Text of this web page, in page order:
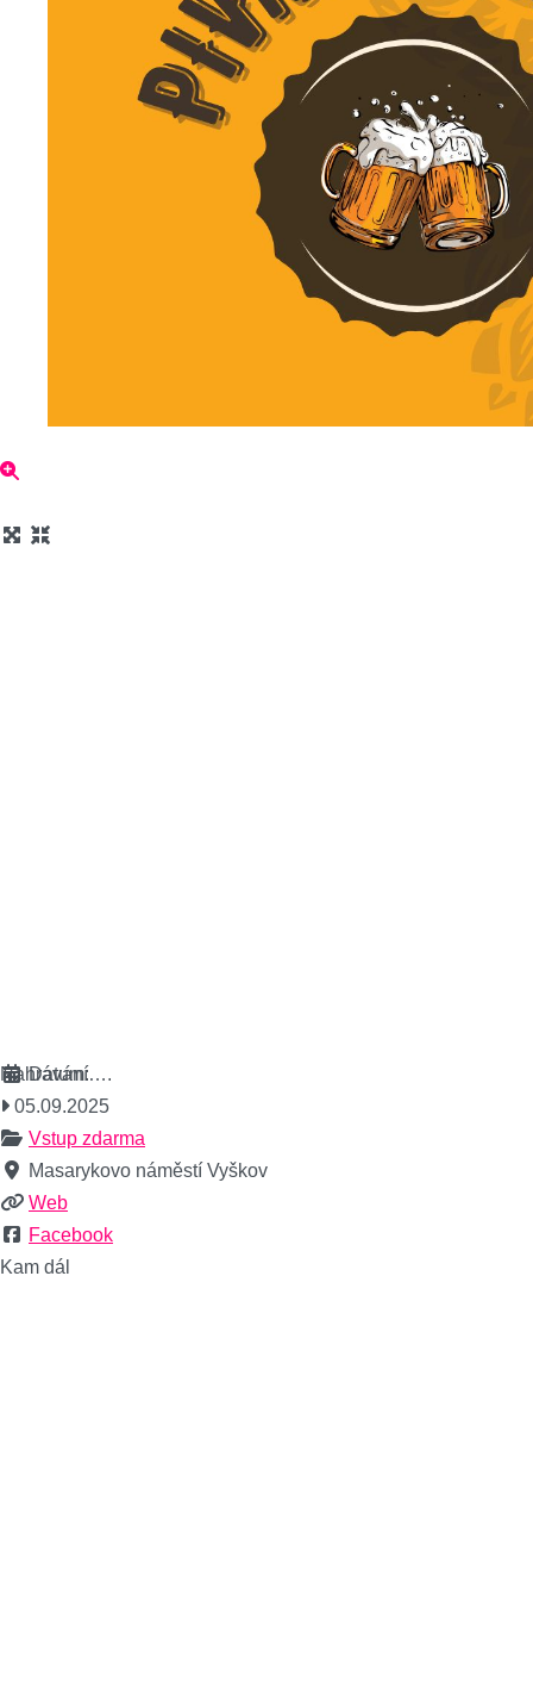
Nahrávání….
Datum:
05.09.2025
Vstup zdarma
Masarykovo náměstí Vyškov
Web
Facebook
Kam dál